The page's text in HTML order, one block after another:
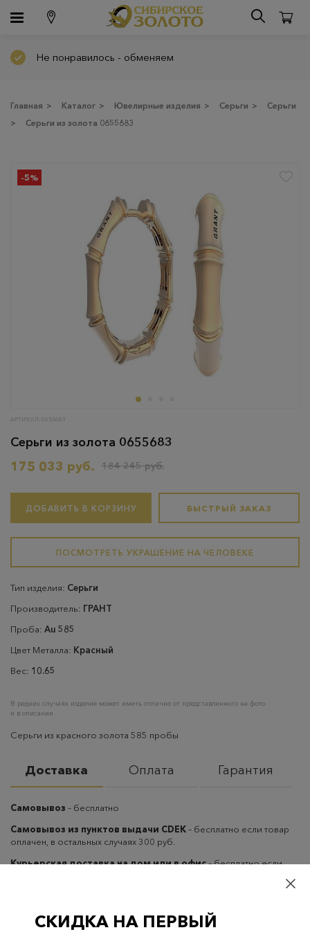
Не понравилось - обменяем
Главная > Каталог > Ювелирные изделия > Серьги >
Серьги
>
Серьги из золота 0655683
-5%
АРТИКУЛ: 0655683
Серьги из золота 0655683
175 033 руб.
184 245 руб.
ДОБАВИТЬ В КОРЗИНУ БЫСТРЫЙ ЗАКАЗ
ПОСМОТРЕТЬ УКРАШЕНИЕ НА ЧЕЛОВЕКЕ
Тип изделия: Серьги
Производитель: ГРАНТ
Проба: Au 585
Цвет Металла: Красный
Вес: 10.65
В редких случаях изделие может иметь отличие от представленного на фото
и в описании
Серьги из красного золота 585 пробы
Доставка Оплата Гарантия
Самовывоз – бесплатно
Самовывоз из пунктов выдачи CDEK– бесплатно если товар
оплачен, в остальных случаях 300 руб.
Курьерская доставка на дом или в офис– бесплатно если
СКИДКА НА ПЕРВЫЙ